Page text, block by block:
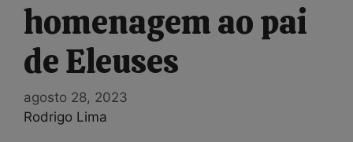
homenagem ao pai
de Eleuses
agosto 28, 2023
Rodrigo Lima